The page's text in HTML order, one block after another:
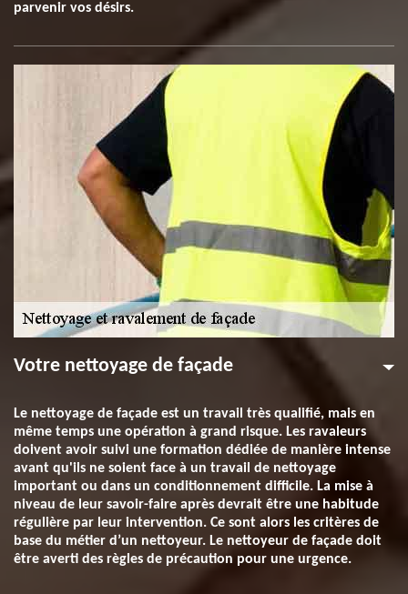
parvenir vos désirs.
Votre nettoyage de façade
Le nettoyage de façade est un travail très qualifié, mais en
même temps une opération à grand risque. Les ravaleurs
doivent avoir suivi une formation dédiée de manière intense
avant qu'ils ne soient face à un travail de nettoyage
important ou dans un conditionnement difficile. La mise à
niveau de leur savoir-faire après devrait être une habitude
régulière par leur intervention. Ce sont alors les critères de
base du métier d’un nettoyeur. Le nettoyeur de façade doit
être averti des règles de précaution pour une urgence.